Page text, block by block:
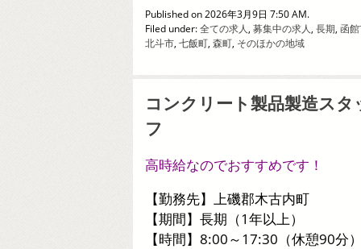
Published on 2026年3月9日 7:50 AM.
Filed under:全ての求人, 募集中の求人, 長期, 函
北斗市, 七飯町, 森町, そのほかの地域
コンクリート製品製造スタ
フ
高時給なのでおすすめです！
【勤務先】上磯郡木古内町
【期間】長期（1年以上）
【時間】8:00～17:30（休憩90分